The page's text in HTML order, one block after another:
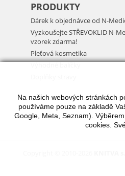
PRODUKTY
Dárek k objednávce od N-
Vyzkoušejte STŘEVOKLID N-
vzorek zdarma!
Pleťová kosmetika
Výhodné balíčky
Na našich webových stránkách
používáme pouze na základě
Google, Meta, Seznam).
cookies.